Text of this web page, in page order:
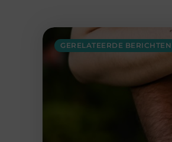
GERELATEERDE BERICHTEN